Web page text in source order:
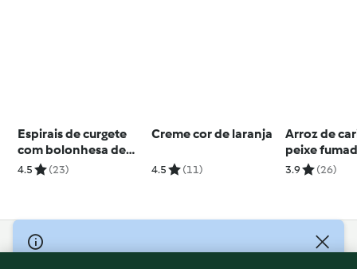
Espirais de curgete
com bolonhesa de
peru
4.5 (23)
Creme cor de laranja
4.5 (11)
Arroz de
peixe
kedgeree
3.9 (26)
© Copyright 2026